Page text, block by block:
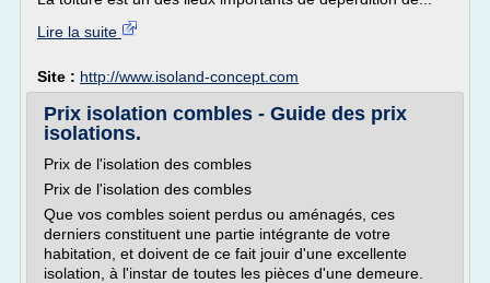
Lire la suite
Site : http://www.isoland-concept.com
Prix isolation combles - Guide des prix
isolations.
Prix de l'isolation des combles
Prix de l'isolation des combles
Que vos combles soient perdus ou aménagés, ces
derniers constituent une partie intégrante de votre
habitation, et doivent de ce fait jouir d'une excellente
isolation, à l'instar de toutes les pièces d'une demeure.